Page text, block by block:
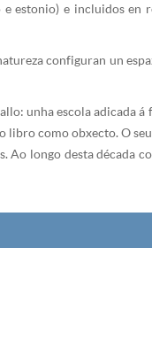
estonio) e incluidos en
configuran un
unha escola adicada
como obxecto. O
longo desta década